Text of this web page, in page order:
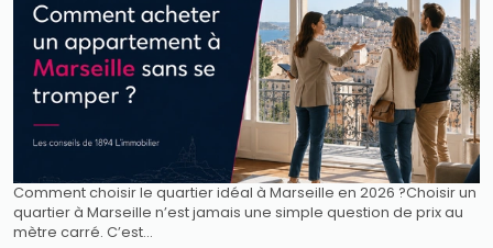
Comment choisir le quartier idéal à Marseille en 2026 ?Choisir un
quartier à Marseille n’est jamais une simple question de prix au
mètre carré. C’est...